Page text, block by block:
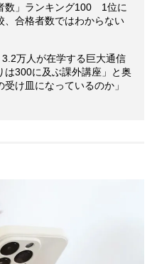
数」ランキング100 1位に
、合格者数ではわからない
3.2万人が在学する巨大通信
300に及ぶ課外講座」と奥
け皿になっているのか」